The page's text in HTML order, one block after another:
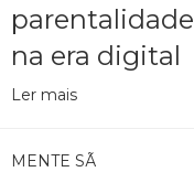
parentalidade
na era digital
Ler mais
MENTE SÃ